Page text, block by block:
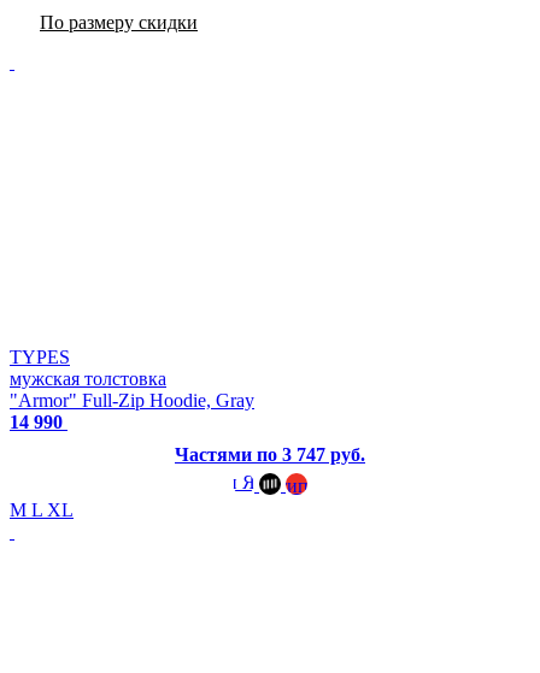
По размеру скидки
TYPES
мужская толстовка
"Armor" Full-Zip Hoodie, Gray
14 990
Частями по 3 747 руб.
M L XL